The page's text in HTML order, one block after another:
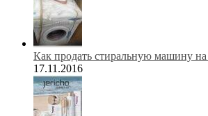
Как продать стиральную машину на
17.11.2016